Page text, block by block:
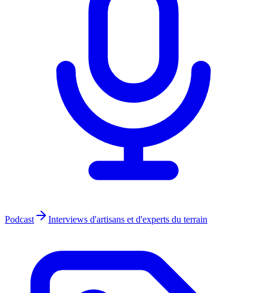
Podcast Interviews d'artisans et d'experts du terrain